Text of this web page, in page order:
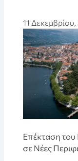
11
Επέκταση
σε Νέες